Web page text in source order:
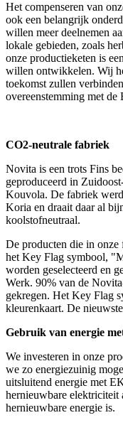
Het compenseren van
ook een belangrijk
willen meer deelnemen
lokale gebieden, zoals
onze productieketen is
willen ontwikkelen. Wij
toekomst zullen
overeenstemming met de
CO2-neutrale fabriek
Novita is een trots Fins
geproduceerd in
Kouvola. De fabriek
Koria en draait daar al
koolstofneutraal.
De producten die in
het Key Flag symbool,
worden geselecteerd en
Werk. 90% van de
gekregen. Het Key Flag
kleurenkaart. De
Gebruik van energie
We investeren in onze
we zo energiezuinig
uitsluitend energie met
hernieuwbare
hernieuwbare energie is.